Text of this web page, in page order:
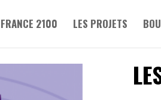
FRANCE 2100 LES PROJETS